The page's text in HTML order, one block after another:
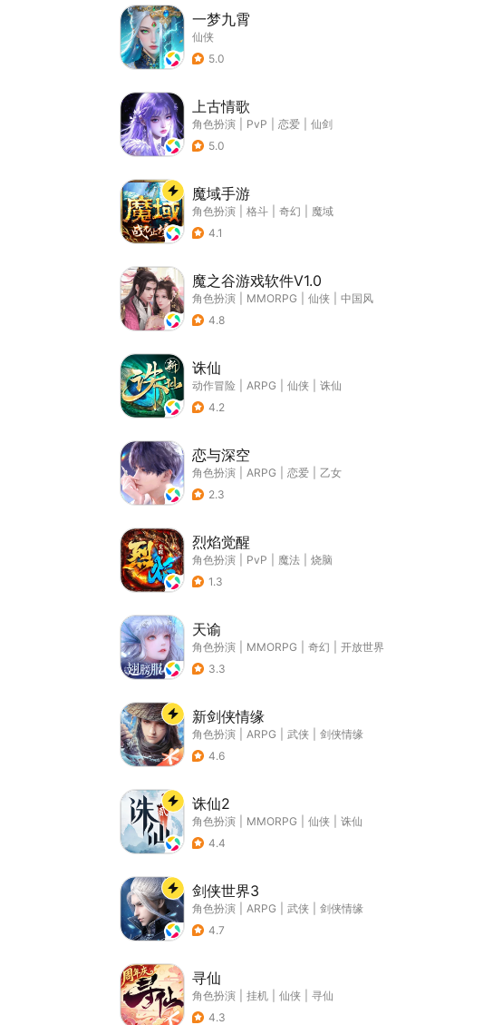
一梦九霄
仙侠
5.0
上古情歌
角色扮演 PvP 恋爱
仙剑
5.0
魔域手游
角色扮演 格斗 奇幻
魔域
4.1
魔之谷游戏软件V1.0
角色扮演 MMORPG 仙侠
中国风
4.8
诛仙
动作冒险 ARPG 仙侠
诛仙
4.2
恋与深空
角色扮演 ARPG 恋爱
乙女
2.3
烈焰觉醒
角色扮演 PvP 魔法
烧脑
1.3
天谕
角色扮演 MMORPG 奇幻
开放世界
3.3
新剑侠情缘
角色扮演 ARPG 武侠
剑侠情缘
4.6
诛仙2
角色扮演 MMORPG 仙侠
诛仙
4.4
剑侠世界3
角色扮演 ARPG 武侠
剑侠情缘
4.7
寻仙
角色扮演 挂机 仙侠
寻仙
4.3